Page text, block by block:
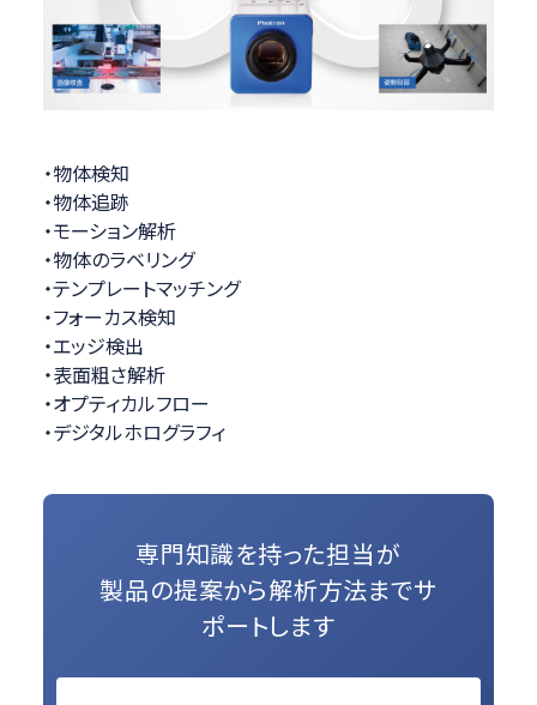
・物体検知
・物体追跡
・モーション解析
・物体のラベリング
・テンプレートマッチング
・フォーカス検知
・エッジ検出
・表面粗さ解析
・オプティカルフロー
・デジタルホログラフィ
専門知識を持った担当が
製品の提案から解析方法までサ
ポートします